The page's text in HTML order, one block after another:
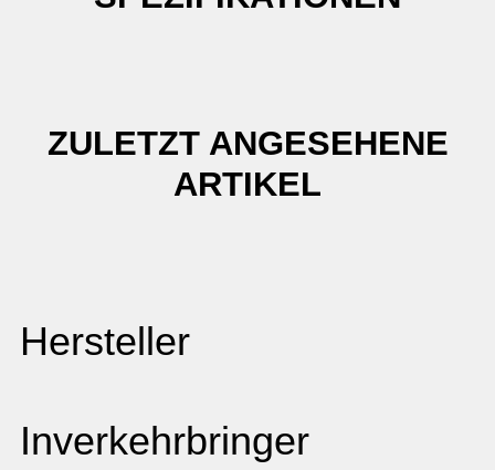
ZULETZT ANGESEHENE
ARTIKEL
Hersteller
Inverkehrbringer